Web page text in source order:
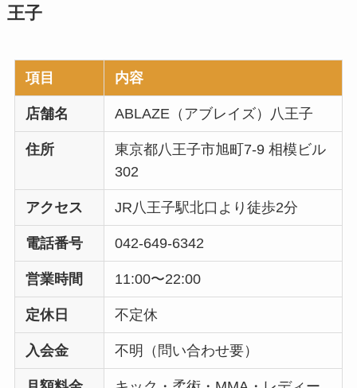
王子
項目 内容
店舗名 ABLAZE（アブレイズ）八王子
住所
東京都八王子市旭町7-9 相模ビル
302
アクセス JR八王子駅北口より徒歩2分
電話番号 042-649-6342
営業時間 11:00〜22:00
定休日 不定休
入会金 不明（問い合わせ要）